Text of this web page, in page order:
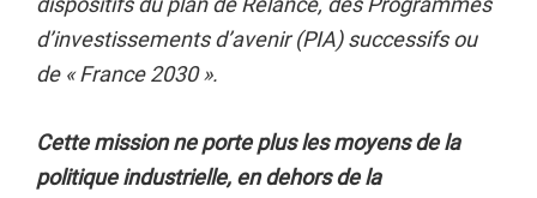
d’investissements d’avenir (PIA) successifs ou
de « France 2030 ».
Cette mission ne porte plus les moyens de la
politique industrielle, en dehors de la